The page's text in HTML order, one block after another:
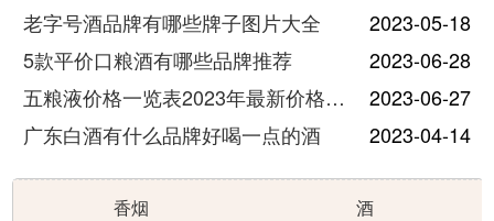
老字号酒品牌有哪些牌子图片大全
2023-05-18
5款平价口粮酒有哪些品牌推荐
2023-06-28
五粮液价格一览表2023年最新价格及图片
2023-06-27
广东白酒有什么品牌好喝一点的酒
2023-04-14
香烟 酒